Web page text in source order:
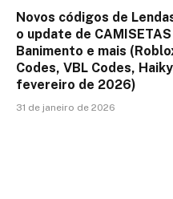
Novos códigos de
o update de
Banimento e mais
Codes, VBL Codes,
fevereiro de 2026)
31 de janeiro de 2026